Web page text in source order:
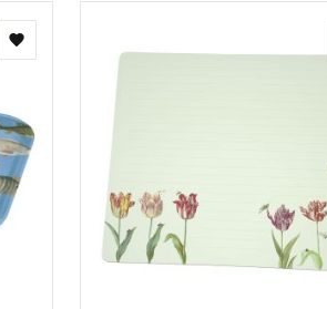
Toevoegen